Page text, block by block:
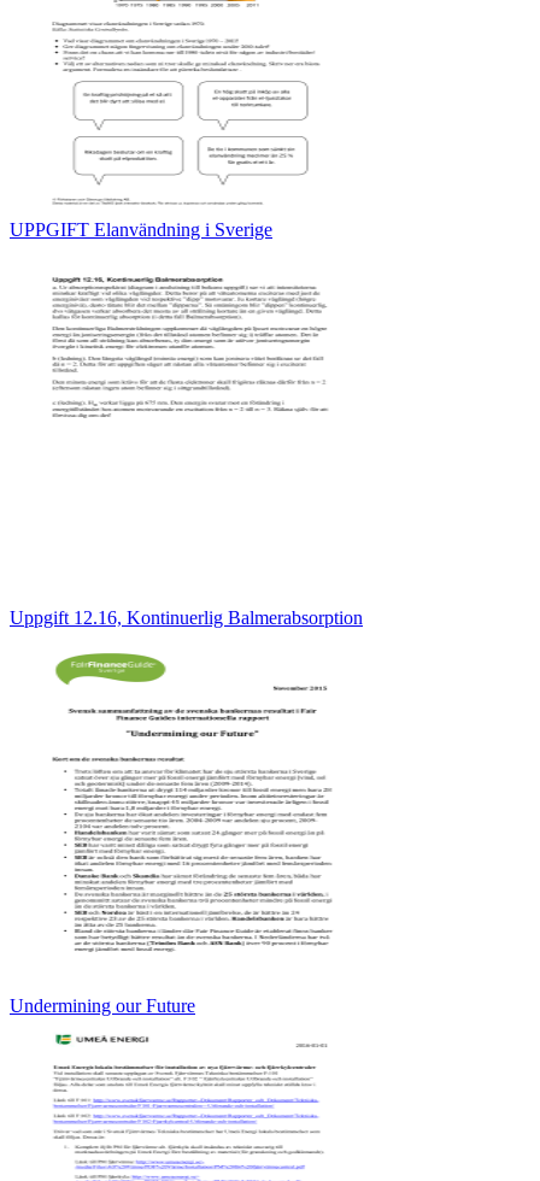
UPPGIFT Elanvändning i Sverige
Uppgift 12.16, Kontinuerlig Balmerabsorption
Undermining our Future